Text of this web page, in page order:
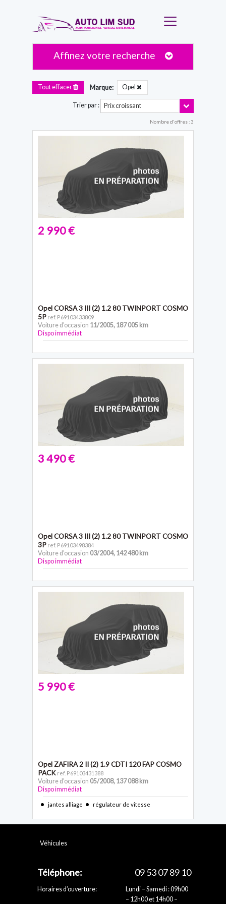
Affinez votre recherche
Tout effacer Marque: Opel
Trier par : Prix croissant
Nombre d'offres : 3
2 990 €
Opel CORSA 3 III (2) 1.2 80 TWINPORT COSMO
5P ref. P69103433809
Voiture d'occasion 11/2005, 187 005 km
Dispo immédiat
3 490 €
Opel CORSA 3 III (2) 1.2 80 TWINPORT COSMO
3P ref. P69103498384
Voiture d'occasion 03/2004, 142 480 km
Dispo immédiat
5 990 €
Opel ZAFIRA 2 II (2) 1.9 CDTI 120 FAP COSMO
PACK ref. P69103431388
Voiture d'occasion 05/2008, 137 088 km
Dispo immédiat
jantes alliage régulateur de vitesse
Véhicules
Téléphone: 09 53 07 89 10
Horaires d’ouverture:
Lundi – Samedi : 09h00
– 12h00 et 14h00 –